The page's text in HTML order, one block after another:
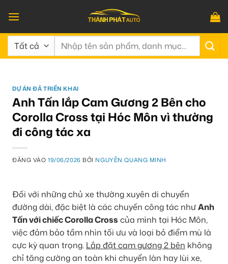
qua
nội
dung
Tìm
DỰ ÁN ĐÃ TRIỂN KHAI
Anh Tấn lắp Cam Gương 2 Bên cho
Corolla Cross tại Hóc Môn vì thường
đi công tác xa
ĐĂNG VÀO19/06/2026 BỞI NGUYỄN QUANG MINH
Đối với những chủ xe thường xuyên di chuyển
đường dài, đặc biệt là các chuyến công tác nhưAnh
Tấn với chiếc Corolla Cross của mình tại Hóc Môn,
việc đảm bảo tầm nhìn tối ưu và loại bỏ điểm mù là
cực kỳ quan trọng. Lắp đặt cam gương 2 bên không
chỉ tăng cường an toàn khi chuyển làn hay lùi xe,